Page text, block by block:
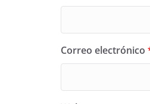
Correo electrónico